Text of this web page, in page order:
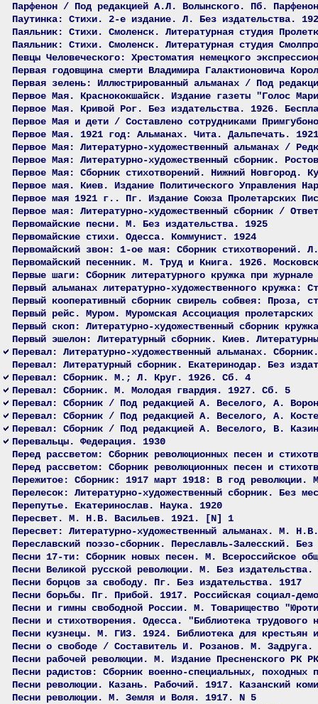
Парфенон / Под редакцией А.Л. Волынского. Пб.
Паутинка: Стихи. 2-е издание. Л. Без издательства.
Паяльник: Стихи. Смоленск. Литературная студия
Паяльник: Стихи. Смоленск. Литературная студия
Певцы Человеческого: Хрестоматия немецкого
Первая годовщина смерти Владимира Галактионовича
Первая зелень: Иллюстрированный альманах / Под
Первое Мая. Краснококшайск. Издание газеты "Голос
Первое Мая. Кривой Рог. Без издательства. 1926.
Первое Мая и дети / Составлено сотрудниками
Первое Мая. 1921 год: Альманах. Чита. Дальпечать. 1921
Первое Мая: Литературно-художественный альманах /
Первое Мая: Литературно-художественный сборник.
Первое Мая: Сборник стихотворений. Нижний Новгород.
Первое мая. Киев. Издание Политического Управления
Первое мая 1921 г.. Пг. Издание Союза Пролетарских
Первое мая: Литературно-художественный сборник /
Первомайские песни. М. Без издательства. 1925
Первомайские стихи. Одесса. Коммунист. 1924
Первомайский звон: 1-ое мая: Сборник стихотворений.
Первомайский песенник. М. Труд и Книга. 1926.
Первые шаги: Сборник литературного кружка при
Первый альманах литературно-художественного кружка:
Первый кооперативный сборник свирель собвея: Проза,
Первый рейс. Муром. Муромская Ассоциация
Первый скоп: Литературно-художественный сборник
Первый эшелон: Литературный сборник. Киев.
Перевал: Литературно-художественный альманах.
Перевал: Литературный сборник. Екатеринодар. Без
Перевал: Сборник. М.; Л. Круг. 1926. Сб. 4
Перевал: Сборник. М. Молодая гвардия. 1927. Сб. 5
Перевал: Сборник / Под редакцией А. Веселого, А.
Перевал: Сборник / Под редакцией А. Веселого, А.
Перевал: Сборник / Под редакцией А. Веселого, В.
Перевальцы. Федерация. 1930
Перед рассветом: Сборник революционных песен и
Перед рассветом: Сборник революционных песен и
Пережитое: Сборник: 1917 март 1918: В год
Перелесок: Литературно-художественный сборник. Без
Перепутье. Екатеринослав. Наука. 1920
Пересвет. М. Н.В. Васильев. 1921. [N] 1
Пересвет: Литературно-художественный альманах. М.
Переславский поэзо-сборник. Переславль-Залесский.
Песни 17-ти: Сборник новых песен. М. Всероссийское
Песни Великой русской революции. М. Без издательства.
Песни борцов за свободу. Пг. Без издательства. 1917
Песни борьбы. Пг. Прибой. 1917. Российская социал-
Песни и гимны свободной России. М. Товарищество
Песни и стихотворения. Одесса. "Библиотека
Песни кузнецы. М. ГИЗ. 1924. Библиотека для крестьян
Песни о свободе / Составитель И. Розанов. М. Задруга.
Песни рабочей революции. М. Издание Пресненского РК
Песни радистов: Сборник военно-специальных,
Песни революции. Казань. Рабочий. 1917. Казанский
Песни революции. М. Земля и Воля. 1917. N 5